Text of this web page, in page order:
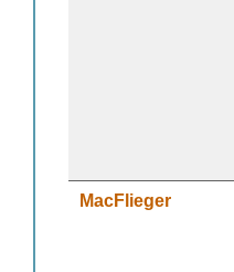
MacFlieger